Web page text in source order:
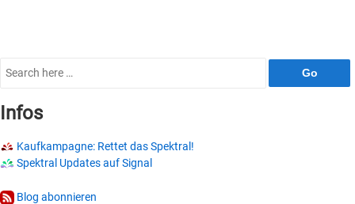
Search
Infos
Kaufkampagne: Rettet das Spektral!
Spektral Updates auf Signal
Blog abonnieren